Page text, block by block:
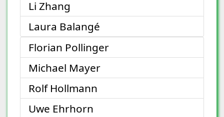
Li Zhang
Laura Balangé
Florian Pollinger
Michael Mayer
Rolf Hollmann
Uwe Ehrhorn